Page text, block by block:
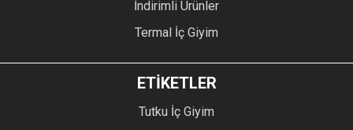
İndirimli Ürünler
Termal İç Giyim
ETİKETLER
Tutku İç Giyim